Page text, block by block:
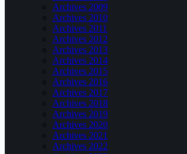
Archives 2009
Archives 2010
Archives 2011
Archives 2012
Archives 2013
Archives 2014
Archives 2015
Archives 2016
Archives 2017
Archives 2018
Archives 2019
Archives 2020
Archives 2021
Archives 2022